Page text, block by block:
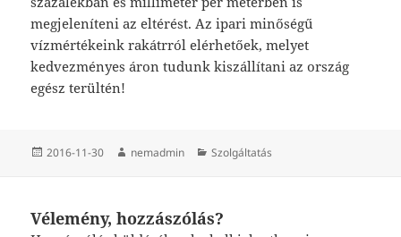
megjeleníteni az eltérést. Az ipari minőségű
vízmértékeink rakátrról elérhetőek, melyet
kedvezményes áron tudunk kiszállítani az ország
egész terültén!
Közzétéve
2016-11-30 Szerző
nemadmin Kategória
Szolgáltatás
Vélemény, hozzászólás?